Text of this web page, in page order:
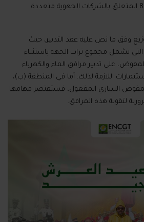
مقتضيات القانون رقم 83.21 المتعلق بالشركات الجهوية متعددة
وفق ما نص عليه عقد التدبير، حيث
تشمل مجموع تراب الجهة باستثناء
المفوض، على تدبير مرافق الماء والكهرباء
اللازمة لذلك. أما في المنطقة (ب)،
المفوض الساري المفعول، فستقتصر مهامها
لتقوية هذه المرافق.